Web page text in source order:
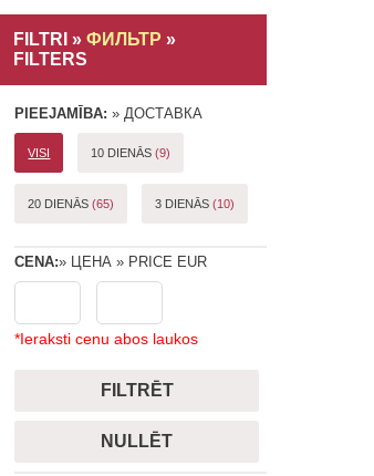
FILTRI »ФИЛЬТР »
FILTERS
PIEEJAMĪBA:
CENA:
*Ieraksti cenu abos laukos
FILTRĒT
NULLĒT